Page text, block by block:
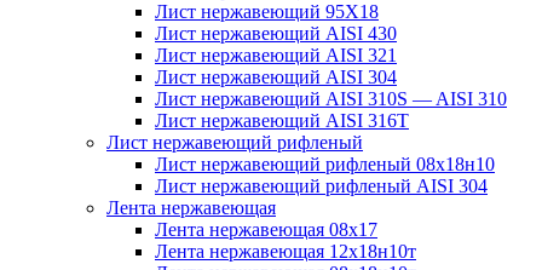
Лист нержавеющий 95Х18
Лист нержавеющий AISI 430
Лист нержавеющий AISI 321
Лист нержавеющий AISI 304
Лист нержавеющий AISI 310S — AISI 310
Лист нержавеющий AISI 316T
Лист нержавеющий рифленый
Лист нержавеющий рифленый 08х18н10
Лист нержавеющий рифленый AISI 304
Лента нержавеющая
Лента нержавеющая 08х17
Лента нержавеющая 12х18н10т